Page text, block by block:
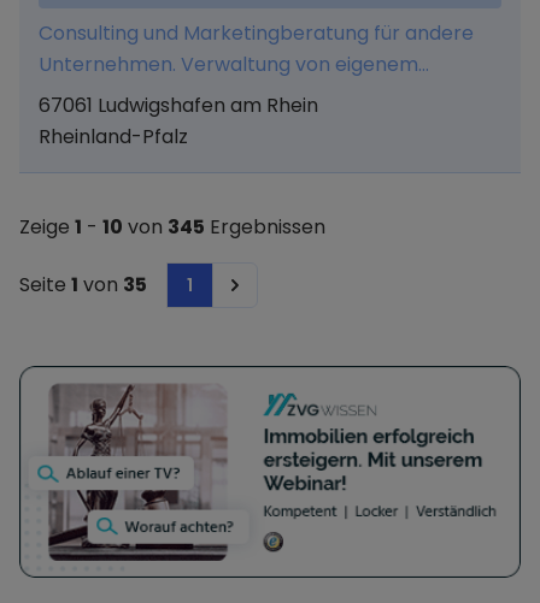
Consulting und Marketingberatung für andere
Unternehmen. Verwaltung von eigenem
Vermögen und alle hiermit in Zusammenhang
stehenden Tätigkeiten.
67061 Ludwigshafen am Rhein
Rheinland-Pfalz
Zeige 1 - 10 von 345 Ergebnissen
Seite 1 von 35 1 Next